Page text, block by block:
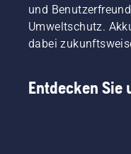
und
Umweltschutz.
dabei
Entdecken Sie